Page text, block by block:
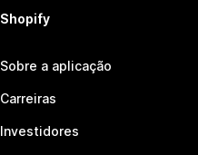
Shopify
Sobre a aplicação
Carreiras
Investidores